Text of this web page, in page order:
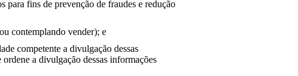
para fins de prevenção de fraudes e redução
contemplando vender); e
competente a divulgação dessas
a divulgação dessas informações